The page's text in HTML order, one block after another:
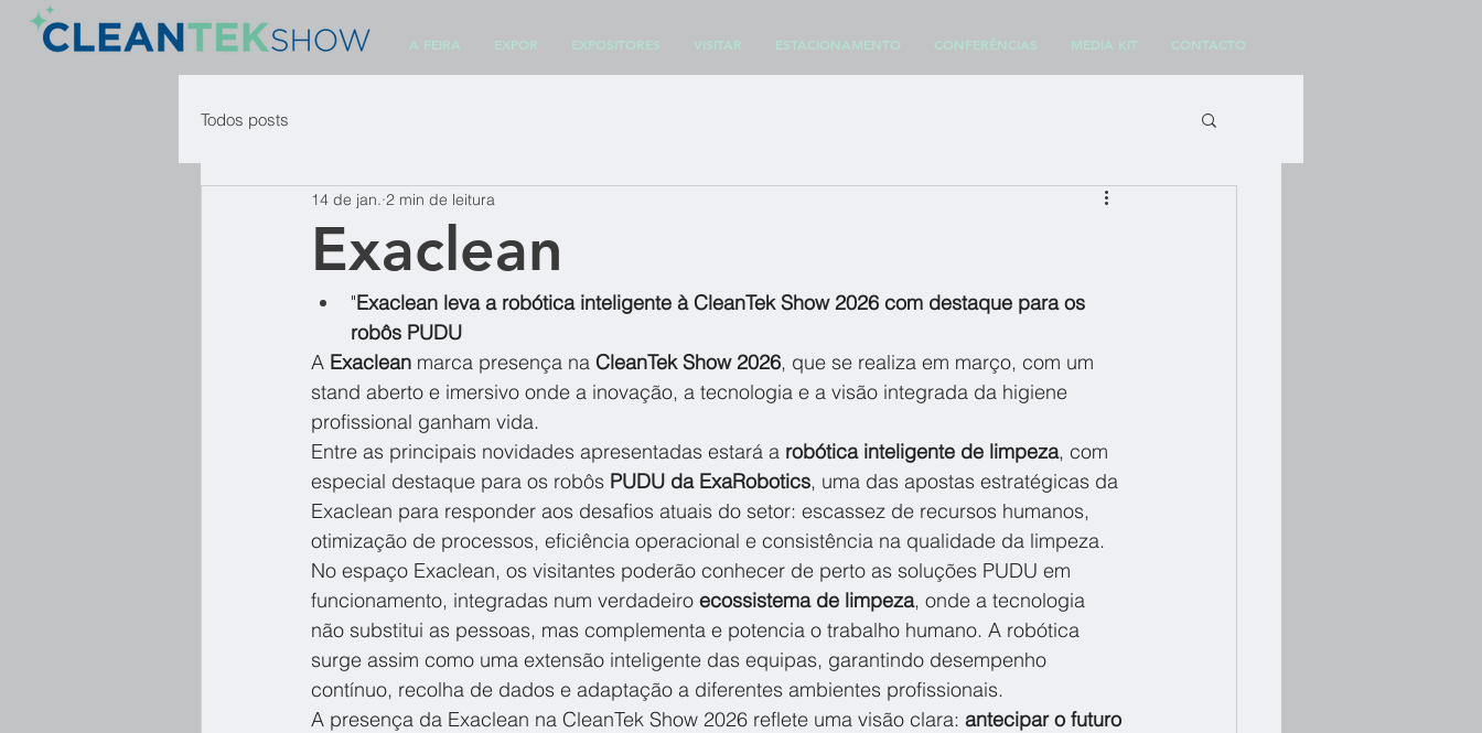
A FEIRA EXPOR EXPOSITORES VISITAR ESTACIONAMENTO CONFERÊNCIAS MEDIA KIT CONTACTO
Todos posts
Exaclean
14 de jan. 2 min de leitura
"Exaclean leva a robótica inteligente à CleanTek Show 2026 com destaque para os
robôs PUDU
A Exaclean marca presença na CleanTek Show 2026, que se realiza em março, com um
stand aberto e imersivo onde a inovação, a tecnologia e a visão integrada da higiene
profissional ganham vida.
Entre as principais novidades apresentadas estará a robótica inteligente de limpeza, com
especial destaque para os robôs PUDU da ExaRobotics, uma das apostas estratégicas da
Exaclean para responder aos desafios atuais do setor: escassez de recursos humanos,
otimização de processos, eficiência operacional e consistência na qualidade da limpeza.
No espaço Exaclean, os visitantes poderão conhecer de perto as soluções PUDU em
funcionamento, integradas num verdadeiro ecossistema de limpeza, onde a tecnologia
não substitui as pessoas, mas complementa e potencia o trabalho humano. A robótica
surge assim como uma extensão inteligente das equipas, garantindo desempenho
contínuo, recolha de dados e adaptação a diferentes ambientes profissionais.
A presença da Exaclean na CleanTek Show 2026 reflete uma visão clara: antecipar o futuro